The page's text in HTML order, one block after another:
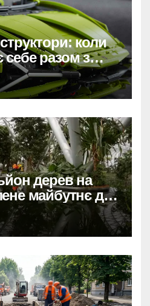
коли
разом з
дерев на
майбутнє для